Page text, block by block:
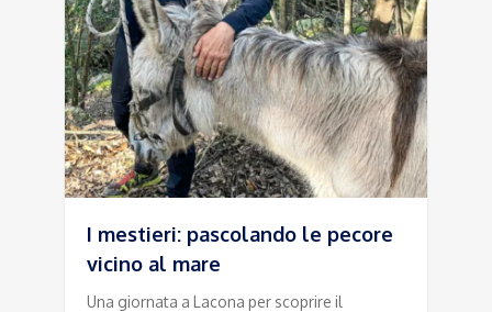
I mestieri: pascolando le pecore
vicino al mare
Una giornata a Lacona per scoprire il